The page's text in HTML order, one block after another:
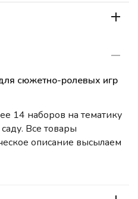
сюжетно-ролевых игр
14 наборов на тематику
Все товары
описание высылаем